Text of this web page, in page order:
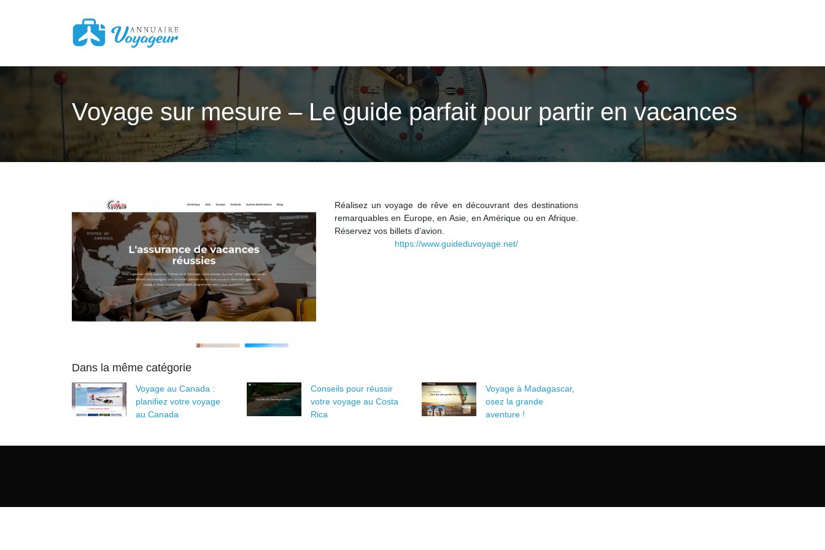
Voyage sur mesure – Le guide parfait pour partir en vacances
Réalisez un voyage de rêve en découvrant des destinations
remarquables en Europe, en Asie, en Amérique ou en Afrique.
Réservez vos billets d’avion.
https://www.guideduvoyage.net/
Dans la même catégorie
Voyage au Canada :
planifiez votre voyage
au Canada
Conseils pour réussir
votre voyage au Costa
Rica
Voyage à Madagascar,
osez la grande
aventure !